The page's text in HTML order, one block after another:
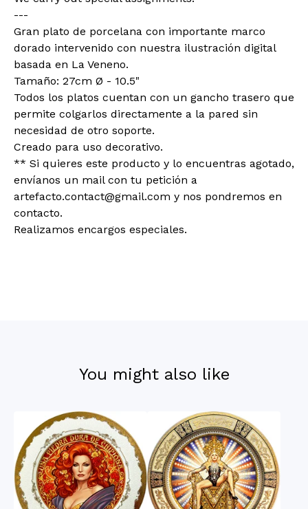
---
Gran plato de porcelana con importante marco
dorado intervenido con nuestra ilustración digital
basada en La Veneno.
Tamaño: 27cm Ø - 10.5"
Todos los platos cuentan con un gancho trasero que
permite colgarlos directamente a la pared sin
necesidad de otro soporte.
Creado para uso decorativo.
** Si quieres este producto y lo encuentras agotado,
envíanos un mail con tu petición a
artefacto.contact@gmail.com y nos pondremos en
contacto.
Realizamos encargos especiales.
You might also like